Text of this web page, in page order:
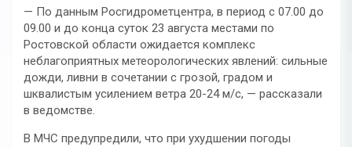
— По данным Росгидрометцентра, в период с 07.00 до
09.00 и до конца суток 23 августа местами по
Ростовской области ожидается комплекс
неблагоприятных метеорологических явлений: сильные
дожди, ливни в сочетании с грозой, градом и
шквалистым усилением ветра 20-24 м/с, — рассказали
в ведомстве.
В МЧС предупредили, что при ухудшении погоды